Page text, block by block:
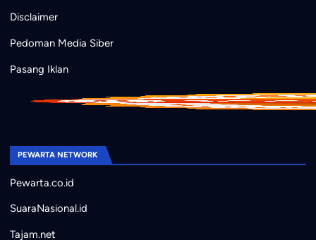
Disclaimer
Pedoman Media Siber
Pasang Iklan
PEWARTA NETWORK
Pewarta.co.id
SuaraNasional.id
Tajam.net